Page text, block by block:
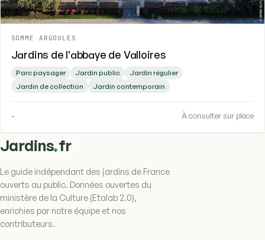
SOMME - ARGOULES
Jardins de l'abbaye de Valloires
Parc paysager Jardin public
Jardin régulier
Jardin de collection
Jardin contemporain
- À consulter sur place
Jardins.fr
Le guide indépendant des jardins de France
ouverts au public. Données ouvertes du
ministère de la Culture (Etalab 2.0),
enrichies par notre équipe et nos
contributeurs.